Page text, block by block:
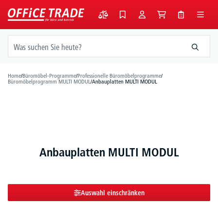
springen
Home/Büromöbel-Programme/Professionelle Büromöbelprogramme/
Büromöbelprogramm MULTI MODUL/Anbauplatten MULTI MODUL
Anbauplatten MULTI MODUL
Auswahl einschränken